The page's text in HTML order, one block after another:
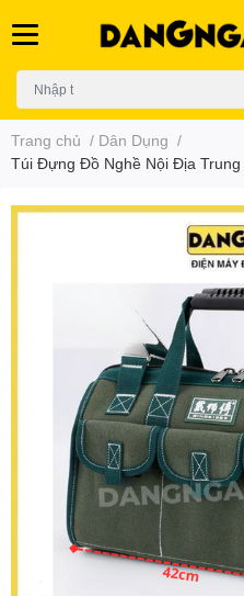
Trang chủ / Dân Dụng /
Túi Đựng Đồ Nghề Nội Địa Trung